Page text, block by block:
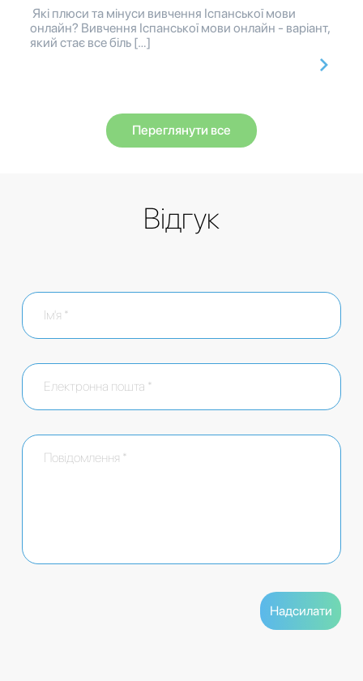
Які плюси та мінуси вивчення Іспанської мови
онлайн? Вивчення Іспанської мови онлайн - варіант,
який стає все біль […]
Переглянути все
Відгук